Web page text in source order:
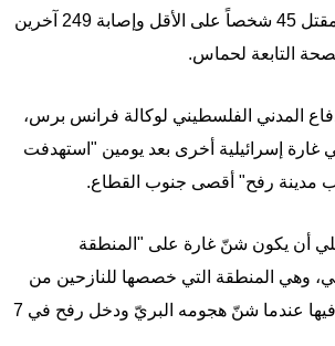
المدينة ما أسفر عن مقتل 45 شخصاً على الأقل وإصابة 249 آخرين
التابعة لحماس.
المدني الفلسطيني لوكالة فرانس برس،
في غارة إسرائيلية أخرى بعد يومين "استهدفت
مدينة رفح" أقصى جنوب القطاع.
أن يكون شنّ غارة على "المنطقة
وهي المنطقة التي خصصها للنازحين من
رفح ووجههم للتجمع فيها عندما شنّ هجومه البريّ ودخل رفح في 7